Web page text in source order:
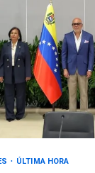
ÚLTIMA HORA